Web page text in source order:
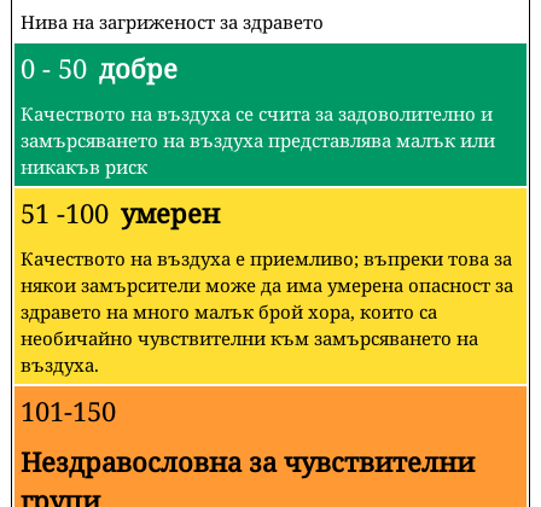
Нива на загриженост за здравето
0 - 50 добре
Качеството на въздуха се счита за задоволително и
замърсяването на въздуха представлява малък или
никакъв риск
51 -100 умерен
Качеството на въздуха е приемливо; въпреки това за
някои замърсители може да има умерена опасност за
здравето на много малък брой хора, които са
необичайно чувствителни към замърсяването на
въздуха.
101-150
Нездравословна за чувствителни